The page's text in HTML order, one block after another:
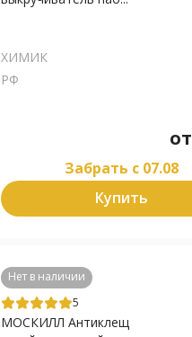
ХИМИК
РФ
от
Забрать c 07.08
Купить
Нет в наличии
5
МОСКИЛЛ Антиклещ